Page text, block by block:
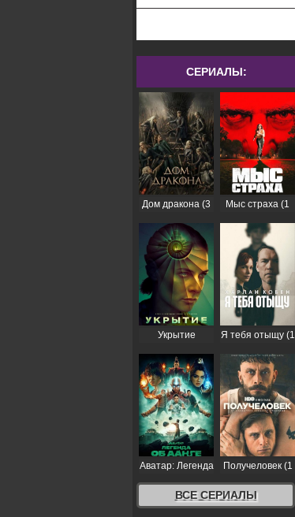
СЕРИАЛЫ:
Дом дракона (3
Мыс страха (1
Укрытие
сезон)
Я тебя отыщу (1
Аватар: Легенда
об Аанге (2
сезон)
Получеловек (1
сезон)
ВСЕ СЕРИАЛЫ